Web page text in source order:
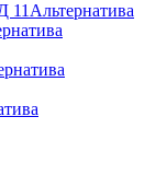
11 Альтернатива